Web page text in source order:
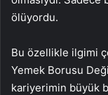
ölüyordu.
Bu özellikle ilgimi
Yemek Borusu
kariyerimin büyük